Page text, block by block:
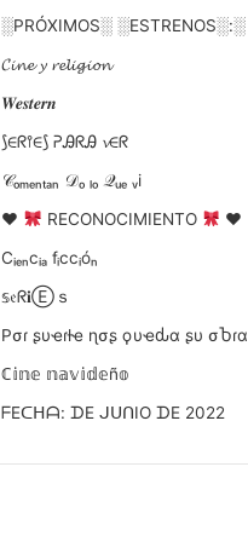
░PRÓXIMOS░ ░ESTRENOS░:░
𝓒𝓲𝓷𝓮 𝔂 𝓻𝓮𝓵𝓲𝓰𝓲𝓸𝓷
𝑾𝒆𝒔𝒕𝒆𝒓𝒏
⟆∈ᖇ⫯∈⟆ ᕈᎯᖇᎯ 𝓿∈ᖇ
𝒞ₒₘₑₙₜₐₙ 𝒟ₒ ₗₒ 𝒬ᵤₑ ᵥi
♥ RECONOCIMIENTO ♥
Cᵢₑₙcᵢₐ fᵢccᵢóₙ
𝕤𝔢ᖇ𝐢Ⓔｓ
Pσɾ ʂυҽɾƚҽ ɳσʂ ϙυҽԃα ʂυ σႦɾα
ℂ𝕚𝕟𝕖 𝕟𝕒𝕧𝕚𝕕𝕖ñ𝕠
ᖴEᑕᕼᗩ: ᗪE ᒍᑌᑎIO ᗪE 2022